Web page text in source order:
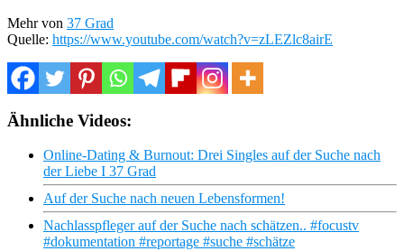
Mehr von 37 Grad
Quelle: https://www.youtube.com/watch?v=zLEZlc8airE
Ähnliche Videos:
Online-Dating & Burnout: Drei Singles auf der Suche nach
der Liebe I 37 Grad
Auf der Suche nach neuen Lebensformen!
Nachlasspfleger auf der Suche nach schätzen.. #focustv
#dokumentation #reportage #suche #schätze